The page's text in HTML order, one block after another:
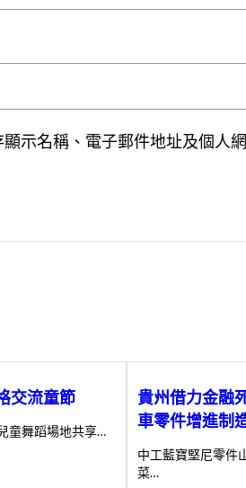
顯示名稱、電子郵件地址及個人
交流童節
童舞蹈場地共享…
貴州借力金融
車零件增進制
中工藍寶堅尼零件
菜…